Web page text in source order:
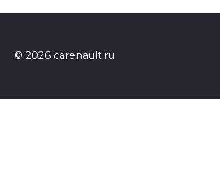
© 2026 carenault.ru